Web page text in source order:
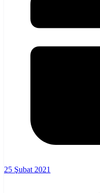
25 Şubat 2021